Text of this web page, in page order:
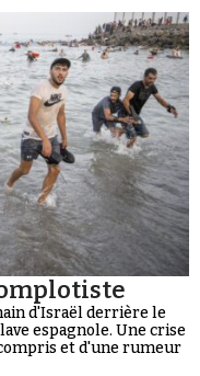
d'Israël derrière le
espagnole. Une crise
et d'une rumeur